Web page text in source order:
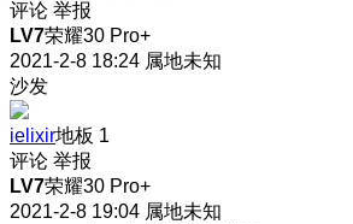
评论 举报
LV7荣耀30 Pro+
2021-2-8 18:24 属地未知
沙发
ielixir地板 1
评论 举报
LV7荣耀30 Pro+
2021-2-8 19:04 属地未知